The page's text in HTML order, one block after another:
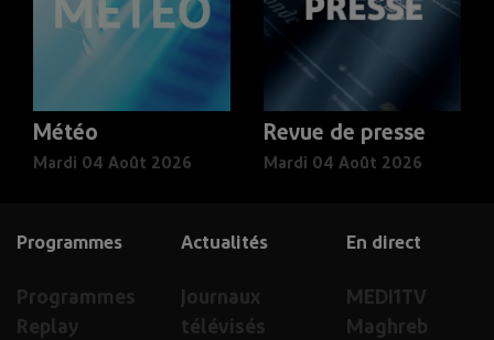
Météo
Mardi 04 Août 2026
Revue de presse
Mardi 04 Août 2026
En direct
MEDI1TV
Maghreb
Actualités
Journaux
télévisés
Programmes
Programmes
Replay